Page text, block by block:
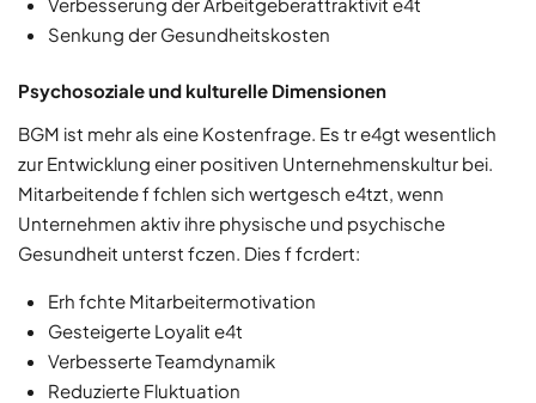
Senkung der Gesundheitskosten
Psychosoziale und kulturelle Dimensionen
BGM ist mehr als eine Kostenfrage. Es tr e4gt wesentlich
zur Entwicklung einer positiven Unternehmenskultur bei.
Mitarbeitende f fchlen sich wertgesch e4tzt, wenn
Unternehmen aktiv ihre physische und psychische
Gesundheit unterst fczen. Dies f fcrdert:
Erh fchte Mitarbeitermotivation
Gesteigerte Loyalit e4t
Verbesserte Teamdynamik
Reduzierte Fluktuation